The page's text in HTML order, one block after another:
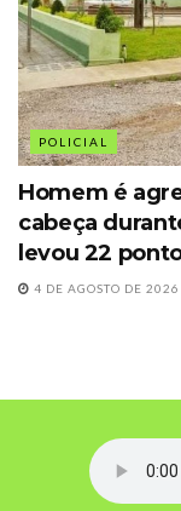
POLICIAL
Homem é
cabeça
levou 22
4 DE AGOSTO DE 2026